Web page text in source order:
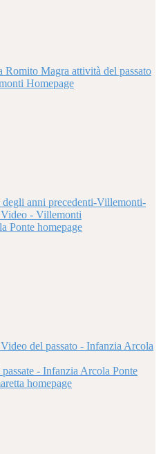
Romito Magra attività del passato
Homepage
anni precedenti-Villemonti-
- Villemonti
Ponte homepage
del passato - Infanzia Arcola
- Infanzia Arcola Ponte
homepage